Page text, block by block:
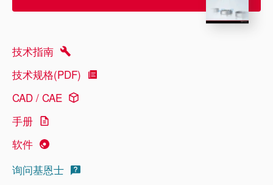
技术指南
技术规格(PDF)
CAD / CAE
手册
软件
询问基恩士